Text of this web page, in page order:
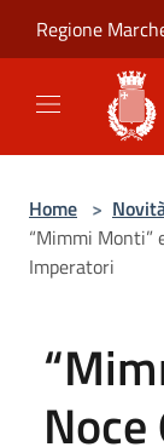
Regione
Home >
“Mimmi Monti”
Imperatori
Noce